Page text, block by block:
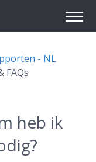
- NL
FAQs
heb ik